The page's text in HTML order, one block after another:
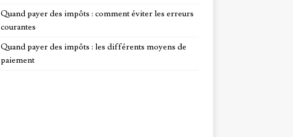
Quand payer des impôts : comment éviter les erreurs
courantes
Quand payer des impôts : les différents moyens de
paiement